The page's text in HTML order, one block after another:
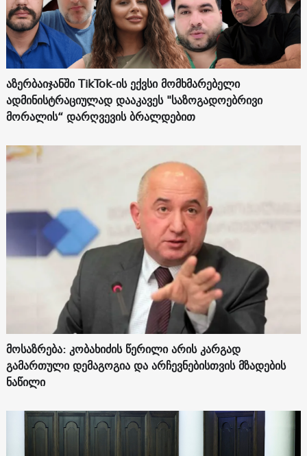
აზერბაიჯანში TikTok-ის ექვსი მომხმარებელი
ადმინისტრაციულად დააკავეს "საზოგადოებრივი
მორალის“ დარღვევის ბრალდებით
მოსაზრება: კობახიძის წერილი არის კარგად
გამართული დემაგოგია და არჩევნებისთვის მზადების
ნაწილი